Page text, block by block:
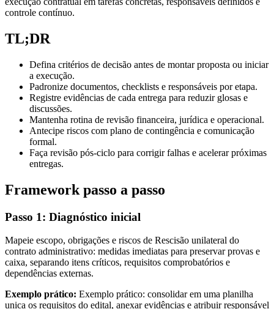
controle contínuo.
TL;DR
Defina critérios de decisão antes de montar proposta ou iniciar
a execução.
Padronize documentos, checklists e responsáveis por etapa.
Registre evidências de cada entrega para reduzir glosas e
discussões.
Mantenha rotina de revisão financeira, jurídica e operacional.
Antecipe riscos com plano de contingência e comunicação
formal.
Faça revisão pós-ciclo para corrigir falhas e acelerar próximas
entregas.
Framework passo a passo
Passo 1: Diagnóstico inicial
Mapeie escopo, obrigações e riscos de Rescisão unilateral do
contrato administrativo: medidas imediatas para preservar provas e
caixa, separando itens críticos, requisitos comprobatórios e
dependências externas.
Exemplo prático: Exemplo prático: consolidar em uma planilha
unica os requisitos do edital, anexar evidências e atribuir responsável